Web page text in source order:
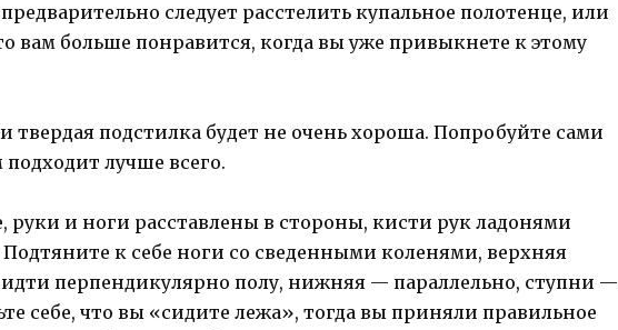
следует расстелить купальное полотенце, или
вам больше понравится, когда вы уже привыкнете к этому
твердая подстилка будет не очень хороша. Попробуйте сами
подходит лучше всего.
руки и ноги расставлены в стороны, кисти рук ладонями
к себе ноги со сведенными коленями, верхняя
идти перпендикулярно полу, нижняя — параллельно, ступни —
себе, что вы «сидите лежа», тогда вы приняли правильное